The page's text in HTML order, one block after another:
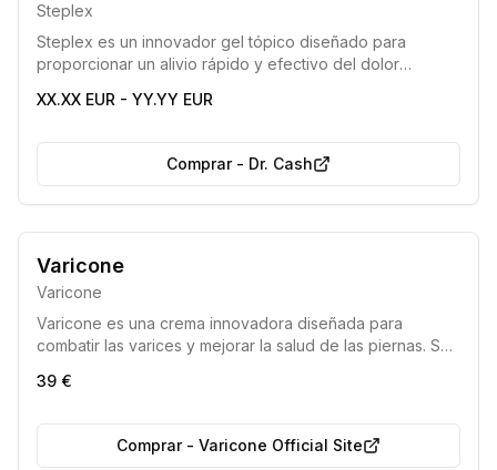
Steplex
Steplex es un innovador gel tópico diseñado para
proporcionar un alivio rápido y efectivo del dolor
fórmula única, rica en ingredientes naturales, actúa
XX.XX EUR - YY.YY EUR
Comprar- Dr. Cash
Varicone
Varicone
Varicone es una crema innovadora diseñada para
combatir las varices y mejorar la salud de las piernas. Su
dolor y fortalecer las paredes de los vasos sanguíneos,
39 €
Comprar- Varicone Official Site